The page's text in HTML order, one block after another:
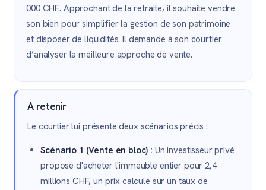
000 CHF. Approchant de la retraite, il souhaite vendre
son bien pour simplifier la gestion de son patrimoine
et disposer de liquidités. Il demande à son courtier
d’analyser la meilleure approche de vente.
A retenir
Le courtier lui présente deux scénarios précis :
Scénario 1 (Vente en bloc) : Un investisseur privé
propose d'acheter l'immeuble entier pour 2,4
millions CHF, un prix calculé sur un taux de